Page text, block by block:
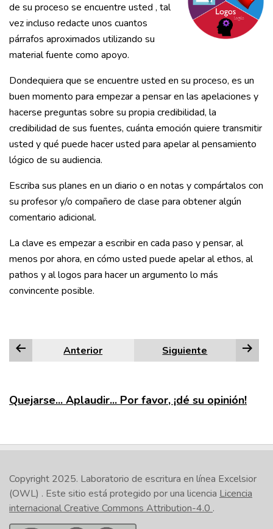
de su proceso se encuentre usted , tal
vez incluso redacte unos cuantos
párrafos aproximados utilizando su
material fuente como apoyo.
Dondequiera que se encuentre usted en su proceso, es un
buen momento para empezar a pensar en las apelaciones y
hacerse preguntas sobre su propia credibilidad, la
credibilidad de sus fuentes, cuánta emoción quiere transmitir
usted y qué puede hacer usted para apelar al pensamiento
lógico de su audiencia.
Escriba sus planes en un diario o en notas y compártalos con
su profesor y/o compañero de clase para obtener algún
comentario adicional.
La clave es empezar a escribir en cada paso y pensar, al
menos por ahora, en cómo usted puede apelar al ethos, al
pathos y al logos para hacer un argumento lo más
convincente posible.
Anterior Siguiente
Quejarse... Aplaudir... Por favor, ¡dé su opinión!
Copyright 2025. Laboratorio de escritura en línea Excelsior
(OWL) . Este sitio está protegido por una licencia Licencia
internacional Creative Commons Attribution-4.0 .